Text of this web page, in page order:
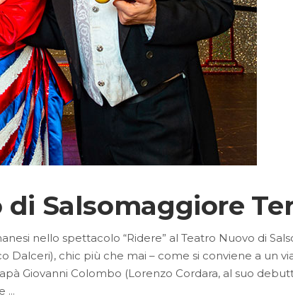
Salsomaggiore
nello spettacolo “Ridere” al Teatro Nuovo di
Dalceri), chic più che mai – come si conviene a un
Giovanni Colombo (Lorenzo Cordara, al suo